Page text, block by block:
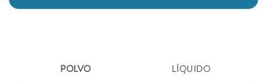
POLVO LÍQUIDO